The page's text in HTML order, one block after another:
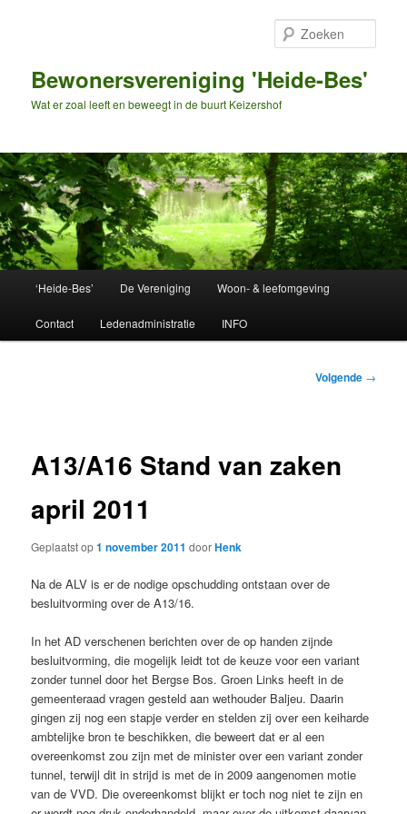
inhoudBewonersvereniging 'Heide-Bes'
Wat er zoal leeft en beweegt in de buurt Keizershof
‘Heide-Bes’ De Vereniging Woon- & leefomgeving
Contact Ledenadministratie INFO
Volgende →
A13/A16 Stand van zaken
april 2011
Geplaatst op1 november 2011 doorHenk
Na de ALV is er de nodige opschudding ontstaan over de
besluitvorming over de A13/16.
In het AD verschenen berichten over de op handen zijnde
besluitvorming, die mogelijk leidt tot de keuze voor een variant
zonder tunnel door het Bergse Bos. Groen Links heeft in de
gemeenteraad vragen gesteld aan wethouder Baljeu. Daarin
gingen zij nog een stapje verder en stelden zij over een keiharde
ambtelijke bron te beschikken, die beweert dat er al een
overeenkomst zou zijn met de minister over een variant zonder
tunnel, terwijl dit in strijd is met de in 2009 aangenomen motie
van de VVD. Die overeenkomst blijkt er toch nog niet te zijn en